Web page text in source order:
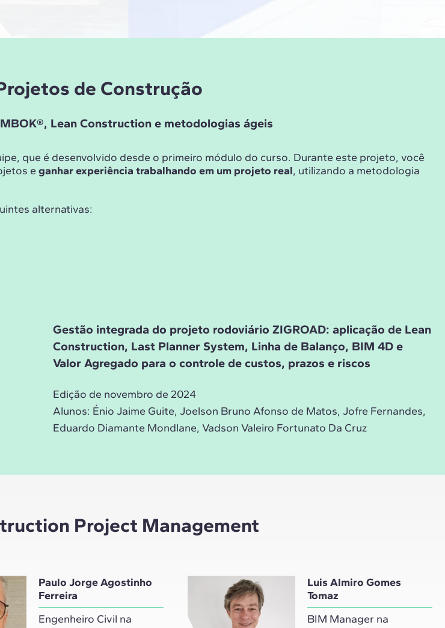
de Construção
Lean Construction e metodologias ágeis
que é desenvolvido desde o primeiro módulo do curso. Durante este projeto, você
e ganhar experiência trabalhando em um projeto real, utilizando a metodologia
alternativas:
Gestão integrada do projeto rodoviário ZIGROAD: aplicação de Lean
Construction, Last Planner System, Linha de Balanço, BIM 4D e
Valor Agregado para o controle de custos, prazos e riscos
Edição de novembro de 2024
Alunos: Énio Jaime Guite, Joelson Bruno Afonso de Matos, Jofre Fernandes,
Eduardo Diamante Mondlane, Vadson Valeiro Fortunato Da Cruz
Project Management
Paulo Jorge Agostinho
Ferreira
Engenheiro Civil na
Luis Almiro Gomes
Tomaz
BIM Manager na